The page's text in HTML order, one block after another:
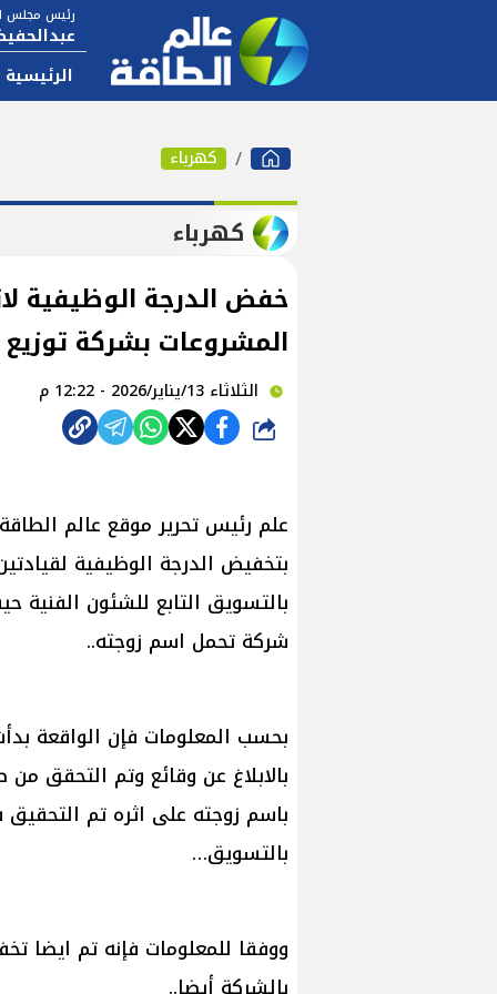
رئيس مجلس
الرئيسية
كهرباء
كهرباء
خفض الدرجة الوظيفية
المشروعات بشركة توزيع
الثلاثاء 13/يناير/2026 - 12:22 م
شارك
علم رئيس تحرير موقع عالم
بتخفيض الدرجة الوظيفية
بالتسويق التابع للشئون الفنية
شركة تحمل اسم زوجته..
بحسب المعلومات فإن الواقعة
بالابلاغ عن وقائع وتم التحقق
باسم زوجته على اثره تم
بالتسويق…
ووفقا للمعلومات فإنه تم ايضا